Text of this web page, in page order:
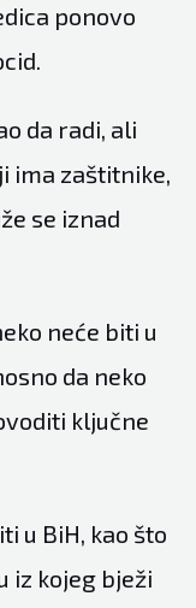
ponovo
da radi, ali
ima zaštitnike,
se iznad
neće biti u
da neko
ključne
u BiH, kao što
iz kojeg bježi